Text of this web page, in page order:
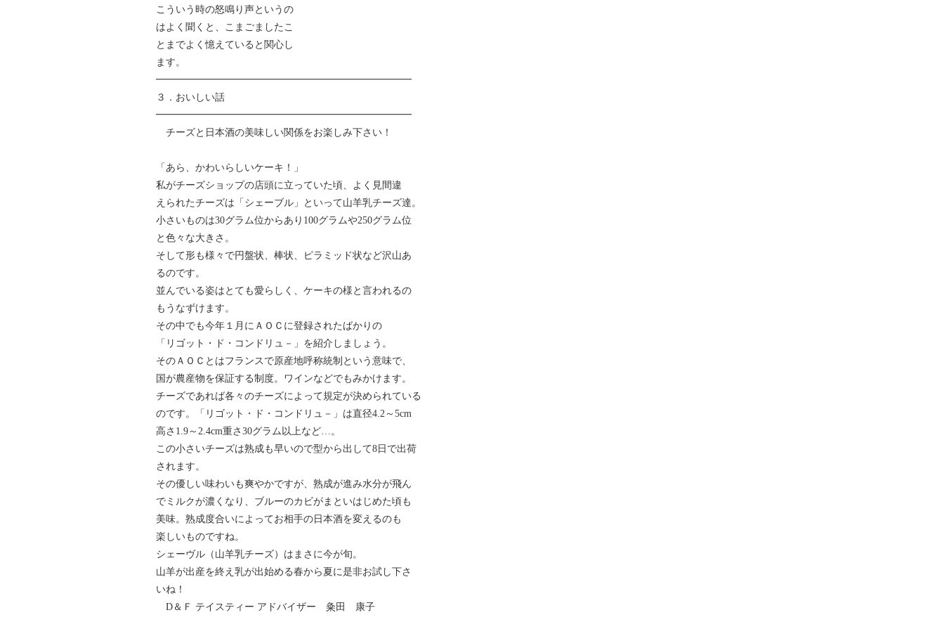
こういう時の怒鳴り声というの
はよく聞くと、こまごましたこ
とまでよく憶えていると関心し
ます。
━━━━━━━━━━━━━━━━━━━━━━━━━━
３．おいしい話
━━━━━━━━━━━━━━━━━━━━━━━━━━
チーズと日本酒の美味しい関係をお楽しみ下さい！
「あら、かわいらしいケーキ！」
私がチーズショップの店頭に立っていた頃、よく見間違
えられたチーズは「シェーブル」といって山羊乳チーズ達。
小さいものは30グラム位からあり100グラムや250グラム位
と色々な大きさ。
そして形も様々で円盤状、棒状、ピラミッド状など沢山あ
るのです。
並んでいる姿はとても愛らしく、ケーキの様と言われるの
もうなずけます。
その中でも今年１月にＡＯＣに登録されたばかりの
「リゴット・ド・コンドリュ－」を紹介しましょう。
そのＡＯＣとはフランスで原産地呼称統制という意味で、
国が農産物を保証する制度。ワインなどでもみかけます。
チーズであれば各々のチーズによって規定が決められている
のです。「リゴット・ド・コンドリュ－」は直径4.2～5cm
高さ1.9～2.4cm重さ30グラム以上など…。
この小さいチーズは熟成も早いので型から出して8日で出荷
されます。
その優しい味わいも爽やかですが、熟成が進み水分が飛ん
でミルクが濃くなり、ブルーのカビがまといはじめた頃も
美味。熟成度合いによってお相手の日本酒を変えるのも
楽しいものですね。
シェーヴル（山羊乳チーズ）はまさに今が旬。
山羊が出産を終え乳が出始める春から夏に是非お試し下さ
いね！
D＆Ｆ テイスティー アドバイザー 粂田 康子